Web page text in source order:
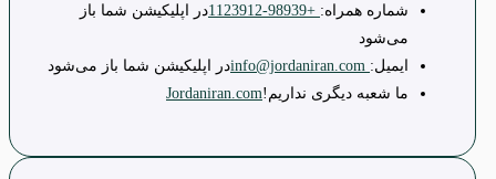
شماره همراه: +98939-1123912
در اپلیکیشن شما باز
می‌شود
ایمیل:
در اپلیکیشن شما باز می‌شود
ما شعبه دیگری نداریم!Jordaniran.com